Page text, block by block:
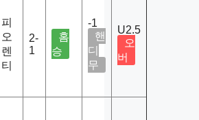
피
오
렌
티
2-
1
홈
승
-1
핸
디
무
U2.5
오
버